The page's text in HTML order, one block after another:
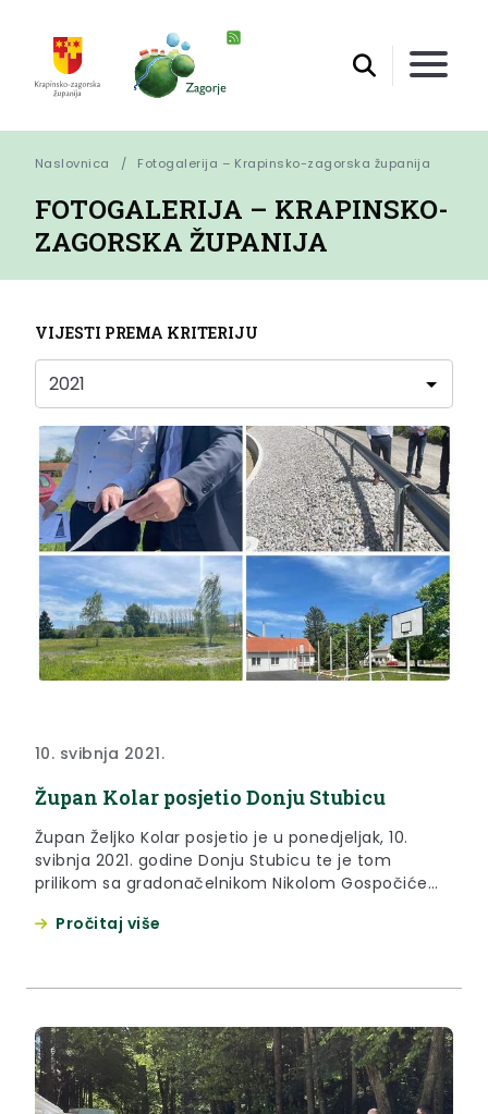
Naslovnica Fotogalerija – Krapinsko-zagorska županija
FOTOGALERIJA – KRAPINSKO-
ZAGORSKA ŽUPANIJA
VIJESTI PREMA KRITERIJU
10. svibnja 2021.
Župan Kolar posjetio Donju Stubicu
Župan Željko Kolar posjetio je u ponedjeljak, 10.
svibnja 2021. godine Donju Stubicu te je tom
prilikom sa gradonačelnikom Nikolom Gospočićem
investicije.
Pročitaj više